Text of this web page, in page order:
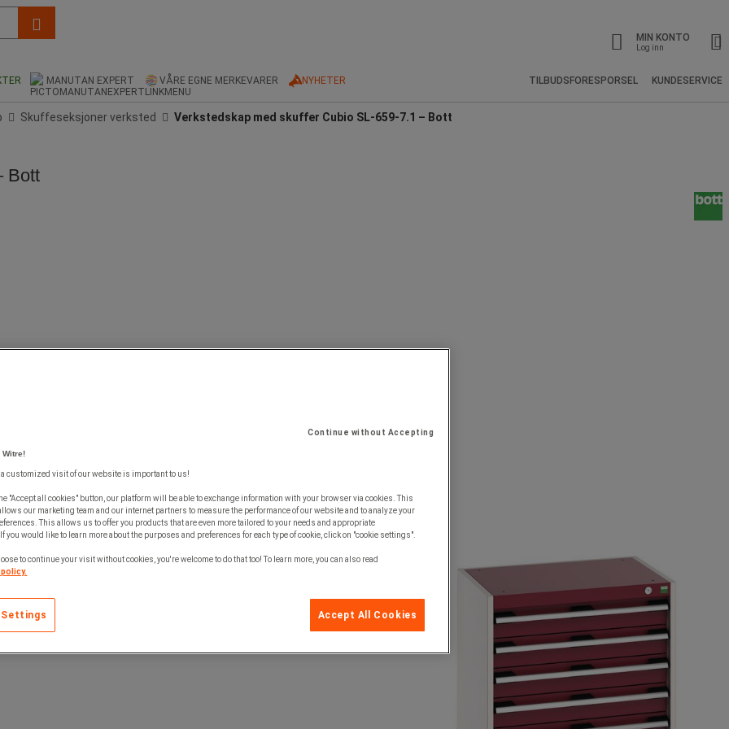
MIN KONTO
Log inn
MANUTAN EXPERT VÅRE EGNE MERKEVARER NYHETER TILBUDSFORESPORSEL KUNDESERVICE
Skuffeseksjoner verksted Verkstedskap med skuffer Cubio SL-659-7.1 – Bott
Bott
impact
Continue without Accepting
Witre!
customized visit of our website is important to us!
"Accept all cookies" button, our platform will be able to exchange information with your browser via cookies. This
our marketing team and our internet partners to measure the performance of our website and to analyze your
This allows us to offer you products that are even more tailored to your needs and appropriate
you would like to learn more about the purposes and preferences for each type of cookie, click on "cookie settings".
to continue your visit without cookies, you're welcome to do that too! To learn more, you can also read
Accept All Cookies